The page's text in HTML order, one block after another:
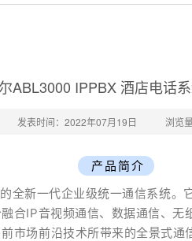
ABL3000 IPPBX 酒店电话
发表时间：2022年07月19日 浏览量
产品简介
全新一代企业级统一通信系统。
合IP音视频通信、数据通信、
市场前沿技术所带来的全景式